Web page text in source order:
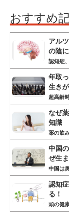
おすすめ
アル
の陰
認知症
年取
生き
超高齢
なぜ
知識
薬の飲
中国
ぜ生
中国は
認知
る！
頭の健